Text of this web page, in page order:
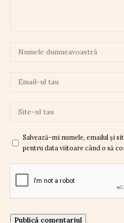
Salvează-mi numele, emailul și
pentru data viitoare când o să